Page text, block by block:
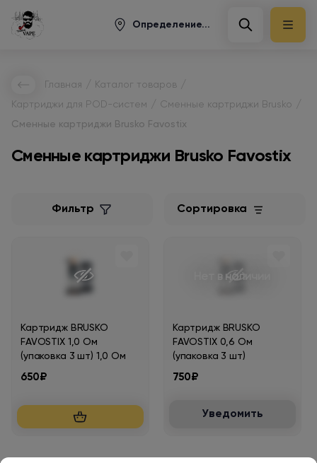
Определение...
Главная Каталог товаров
Картриджи для POD-систем Сменные картриджи Brusko
Сменные картриджи Brusko Favostix
Сменные картриджи Brusko Favostix
Фильтр Сортировка
Картридж BRUSKO
FAVOSTIX 1,0 Ом
(упаковка 3 шт) 1,0 Ом
650₽
Нет в наличии
Картридж BRUSKO
FAVOSTIX 0,6 Ом
(упаковка 3 шт)
750₽
Уведомить